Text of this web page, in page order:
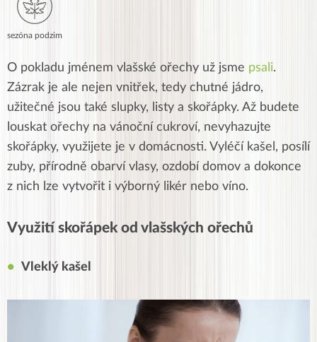
sezóna podzim
O pokladu jménem vlašské ořechy už jsme psali.
Zázrak je ale nejen vnitřek, tedy chutné jádro,
užitečné jsou také slupky, listy a skořápky. Až budete
louskat ořechy na vánoční cukroví, nevyhazujte
skořápky, využijete je v domácnosti. Vyléčí kašel, posílí
zuby, přírodně obarví vlasy, ozdobí domov a dokonce
z nich lze vytvořit i výborný likér nebo víno.
Využití skořápek od vlašských ořechů
Vleklý kašel